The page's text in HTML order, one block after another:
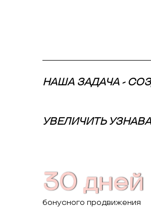
НАША ЗАДАЧА -
УВЕЛИЧИТЬ
30 дней
бонусного продвижения